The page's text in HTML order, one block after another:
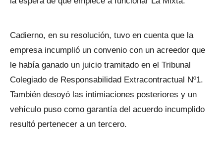
Cadierno, en su resolución, tuvo en cuenta que la
empresa incumplió un convenio con un acreedor que
le había ganado un juicio tramitado en el Tribunal
Colegiado de Responsabilidad Extracontractual Nº1.
También desoyó las intimiaciones posteriores y un
vehículo puso como garantía del acuerdo incumplido
resultó pertenecer a un tercero.